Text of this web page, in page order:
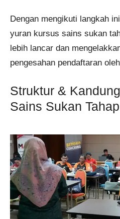
Dengan mengikuti langkah
yuran kursus sains sukan
lebih lancar dan
pengesahan pendaftaran
Struktur &
Sains Sukan